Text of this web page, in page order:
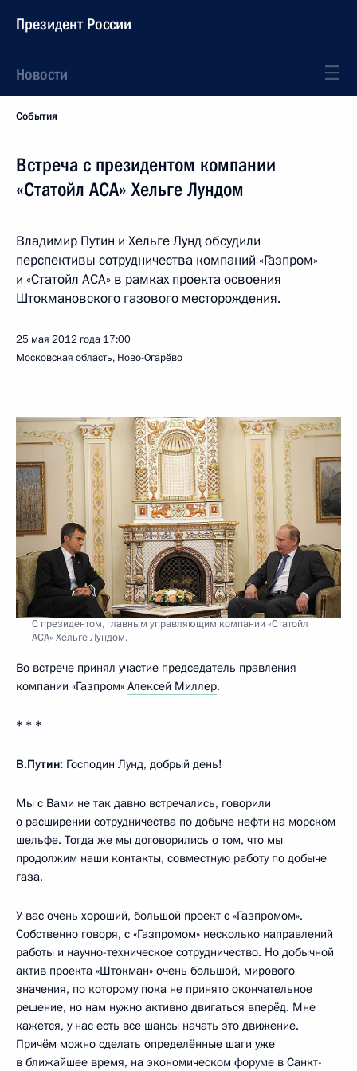
Президент России
Новости
События
Встреча с президентом компании
«Статойл АСА» Хельге Лундом
Владимир Путин и Хельге Лунд обсудили
перспективы сотрудничества компаний «Газпром»
и «Статойл АСА» в рамках проекта освоения
Штокмановского газового месторождения.
25 мая 2012 года 17:00
Московская область, Ново-Огарёво
С президентом, главным управляющим компании «Статойл
АСА» Хельге Лундом.
Во встрече принял участие председатель правления
компании «Газпром» Алексей Миллер.
* * *
В.Путин: Господин Лунд, добрый день!
Мы с Вами не так давно встречались, говорили
о расширении сотрудничества по добыче нефти на морском
шельфе. Тогда же мы договорились о том, что мы
продолжим наши контакты, совместную работу по добыче
газа.
У вас очень хороший, большой проект с «Газпромом».
Собственно говоря, с «Газпромом» несколько направлений
работы и научно-техническое сотрудничество. Но добычной
актив проекта «Штокман» очень большой, мирового
значения, по которому пока не принято окончательное
решение, но нам нужно активно двигаться вперёд. Мне
кажется, у нас есть все шансы начать это движение.
Причём можно сделать определённые шаги уже
в ближайшее время, на экономическом форуме в Санкт-